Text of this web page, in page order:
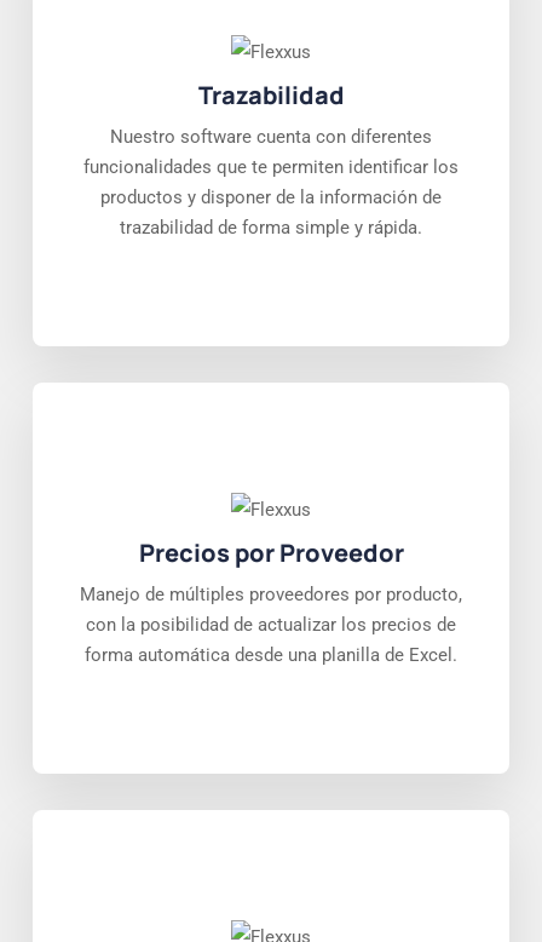
Trazabilidad
Nuestro software cuenta con diferentes
funcionalidades que te permiten identificar los
productos y disponer de la información de
trazabilidad de forma simple y rápida.
Precios por Proveedor
Manejo de múltiples proveedores por producto,
con la posibilidad de actualizar los precios de
forma automática desde una planilla de Excel.